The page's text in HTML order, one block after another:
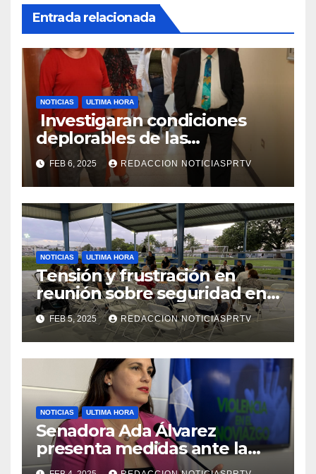
Entrada relacionada
NOTICIAS ULTIMA HORA
Investigaran condiciones
deplorables de las
facilidades el Departamento
de la Salud en Mayagüez
FEB 6, 2025 REDACCION NOTICIASPRTV
NOTICIAS ULTIMA HORA
Tensión y frustración en
reunión sobre seguridad en
Reparto Metropolitano
FEB 5, 2025 REDACCION NOTICIASPRTV
NOTICIAS ULTIMA HORA
Senadora Ada Álvarez
presenta medidas ante la
violencia en el noviazgo